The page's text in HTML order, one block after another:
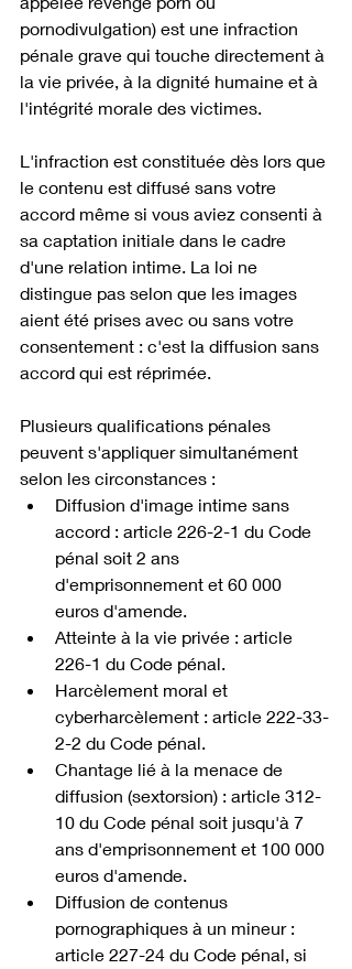
pornodivulgation) est une infraction
pénale grave qui touche directement à
la vie privée, à la dignité humaine et à
l'intégrité morale des victimes.
L'infraction est constituée dès lors que
le contenu est diffusé sans votre
accord même si vous aviez consenti à
sa captation initiale dans le cadre
d'une relation intime. La loi ne
distingue pas selon que les images
aient été prises avec ou sans votre
consentement : c'est la diffusion sans
accord qui est réprimée.
Plusieurs qualifications pénales
peuvent s'appliquer simultanément
selon les circonstances :
Diffusion d'image intime sans
accord : article 226-2-1 du Code
pénal soit 2 ans
d'emprisonnement et 60 000
euros d'amende.
Atteinte à la vie privée : article
226-1 du Code pénal.
Harcèlement moral et
cyberharcèlement : article 222-33-
2-2 du Code pénal.
Chantage lié à la menace de
diffusion (sextorsion) : article 312-
10 du Code pénal soit jusqu'à 7
ans d'emprisonnement et 100 000
euros d'amende.
Diffusion de contenus
pornographiques à un mineur :
article 227-24 du Code pénal, si